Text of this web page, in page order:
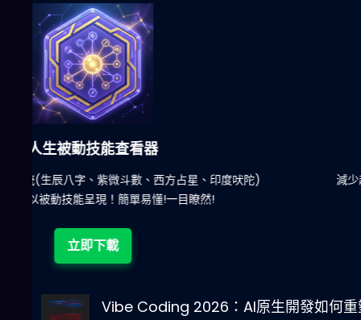
減少超過500萬個低概率中獎組合，提高中獎率
Vibe Coding 2026：AI原生開發如何重